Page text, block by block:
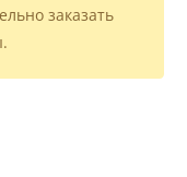
заказать